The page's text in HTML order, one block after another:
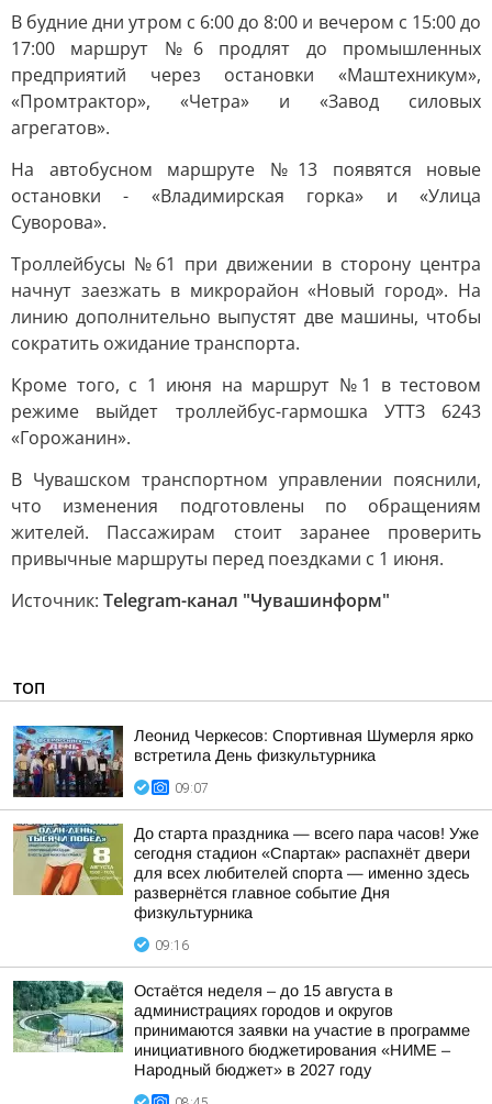
В будние дни утром с 6:00 до 8:00 и вечером с 15:00 до
17:00 маршрут №6 продлят до промышленных
предприятий через остановки «Маштехникум»,
«Промтрактор», «Четра» и «Завод силовых
агрегатов».
На автобусном маршруте №13 появятся новые
остановки - «Владимирская горка» и «Улица
Суворова».
Троллейбусы №61 при движении в сторону центра
начнут заезжать в микрорайон «Новый город». На
линию дополнительно выпустят две машины, чтобы
сократить ожидание транспорта.
Кроме того, с 1 июня на маршрут №1 в тестовом
режиме выйдет троллейбус-гармошка УТТЗ 6243
«Горожанин».
В Чувашском транспортном управлении пояснили,
что изменения подготовлены по обращениям
жителей. Пассажирам стоит заранее проверить
привычные маршруты перед поездками с 1 июня.
Источник: Telegram-канал "Чувашинформ"
ТОП
Леонид Черкесов: Спортивная Шумерля ярко
встретила День физкультурника
09:07
До старта праздника — всего пара часов! Уже
сегодня стадион «Спартак» распахнёт двери
для всех любителей спорта — именно здесь
развернётся главное событие Дня
физкультурника
09:16
Остаётся неделя – до 15 августа в
администрациях городов и округов
принимаются заявки на участие в программе
инициативного бюджетирования «НИМЕ –
Народный бюджет» в 2027 году